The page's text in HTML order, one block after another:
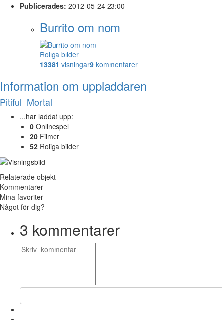
Publicerades: 2012-05-24 23:00
Burrito om nom
Roliga bilder
13381 visningar9 kommentarer
Information om uppladdaren
Pitiful_Mortal
...har laddat upp:
0 Onlinespel
20 Filmer
52 Roliga bilder
Relaterade objekt
Kommentarer
Mina favoriter
Något för dig?
3 kommentarer